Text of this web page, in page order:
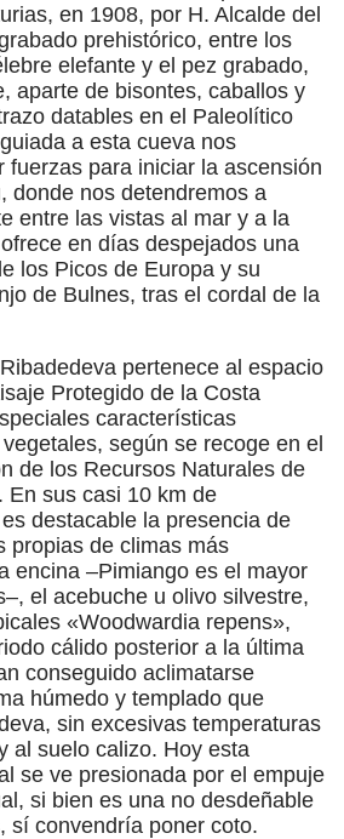
en 1908, por H. Alcalde del
prehistórico, entre los
elefante y el pez grabado,
aparte de bisontes, caballos y
datables en el Paleolítico
a esta cueva nos
fuerzas para iniciar la ascensión
donde nos detendremos a
entre las vistas al mar y a la
en días despejados una
los Picos de Europa y su
de Bulnes, tras el cordal de la
pertenece al espacio
Protegido de la Costa
características
según se recoge en el
de los Recursos Naturales de
En sus casi 10 km de
destacable la presencia de
propias de climas más
encina –Pimiango es el mayor
el acebuche u olivo silvestre,
«Woodwardia repens»,
cálido posterior a la última
conseguido aclimatarse
húmedo y templado que
sin excesivas temperaturas
al suelo calizo. Hoy esta
se ve presionada por el empuje
si bien es una no desdeñable
sí convendría poner coto.